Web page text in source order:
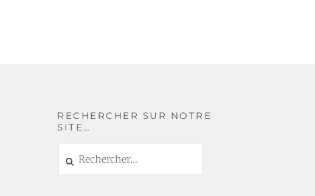
RECHERCHER SUR NOTRE
SITE…